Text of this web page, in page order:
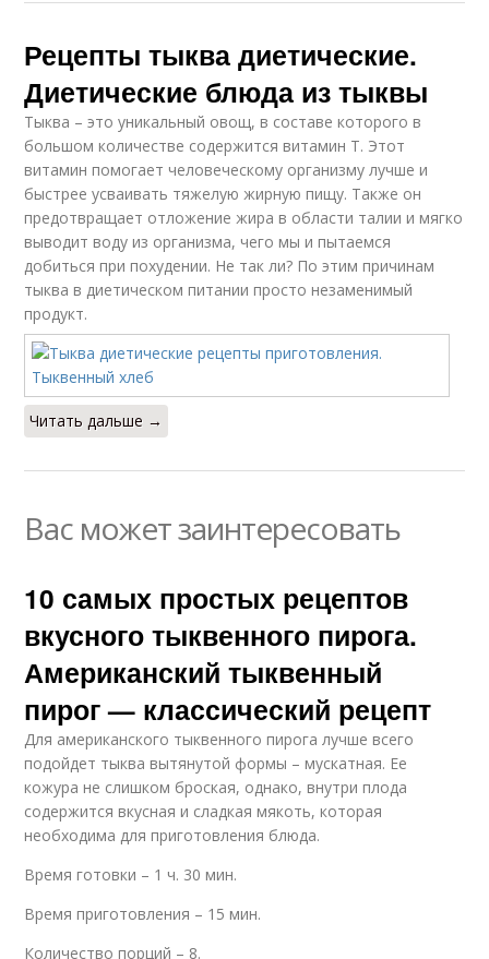
Рецепты тыква диетические.
Диетические блюда из тыквы
Тыква – это уникальный овощ, в составе которого в
большом количестве содержится витамин Т. Этот
витамин помогает человеческому организму лучше и
быстрее усваивать тяжелую жирную пищу. Также он
предотвращает отложение жира в области талии и мягко
выводит воду из организма, чего мы и пытаемся
добиться при похудении. Не так ли? По этим причинам
тыква в диетическом питании просто незаменимый
продукт.
Читать дальше →
Вас может заинтересовать
10 самых простых рецептов
вкусного тыквенного пирога.
Американский тыквенный
пирог — классический рецепт
Для американского тыквенного пирога лучше всего
подойдет тыква вытянутой формы – мускатная. Ее
кожура не слишком броская, однако, внутри плода
содержится вкусная и сладкая мякоть, которая
необходима для приготовления блюда.
Время готовки – 1 ч. 30 мин.
Время приготовления – 15 мин.
Количество порций – 8.